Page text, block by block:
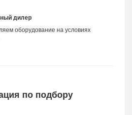
дилер
оборудование на условиях
по подбору